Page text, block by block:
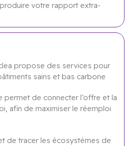
votre rapport extra-
propose des services pour
sains et bas carbone
permet de connecter l’offre et la
afin de maximiser le réemploi
de tracer les écosystèmes de